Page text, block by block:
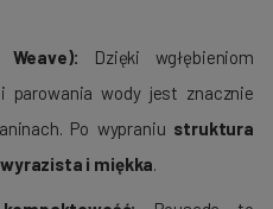
Dzięki wgłębieniom
parowania wody jest znacznie
Po wypraniu struktura
i miękka.